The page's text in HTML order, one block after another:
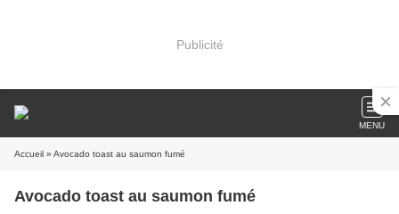
Publicité
MENU
Accueil » Avocado toast au saumon fumé
Avocado toast au saumon fumé